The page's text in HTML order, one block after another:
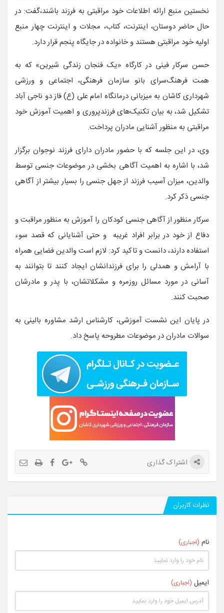
نخستین منبع ارائه اطلاعات خود مراقبتی به فرزند باشند،گفت: در
حال حاضر دوستان، اینترنت، کتاب، مجلات و اینترنت چهار منبع
اولیه خود مراقبتی هستند و خانواده در جایگاه پنجم قرار دارد.
حسن سرکار فینی در کارگاه «یک فنجان زندگی شیرین» که به
همت فرهنگ‌سرای بانو سازمان فرهنگی، اجتماعی و ‌ورزشی
شهرداری کاشان به میزبانی درمانگاه امام علی (ع) فاز دو ناجی آباد
تشکیل شد، به بیان تکنیک‌های فرزندپروری و اهمیت آموزش خود
مراقبتی به منظور آشنایی مادران پرداخت.
وی، در این جلسه که با حضور مادران دارای فرزند نوجوان برگزار
شد، با اشاره به اهمیت آگاهی بخشی در موضوعات جنسی توسط
والدین، میزان آسیب فرزند از جهل جنسی را بسیار بیشتر از آگاهی
جنسی ذکر کرد.
سرکار منظور از آگاهی جنسی کودکان را آموزش به منظور مراقبت و
دفاع از خود در برابر افراد غریبه و حتی آشنایانی که قصد سوء
استفاده دارند، دانست و تاکید کرد: لازم است والدین فضایی همراه
با آرامش و همدلی را برای فرزندانشان ایجاد کنند تا بتوانند به
آسانی در مورد مسائل روزمره و مشکلاتشان، با پدر و مادرشان
صحبت کنند.
در پایان این نشست آموزشی، کارشناس ارشد مشاوره بالینی به
سوالات مادران در موضوعات مطروحه پاسخ داد.
اشتراک گذاری
نظرات کاربران
نام (اجباری)
ایمیل (اجباری)